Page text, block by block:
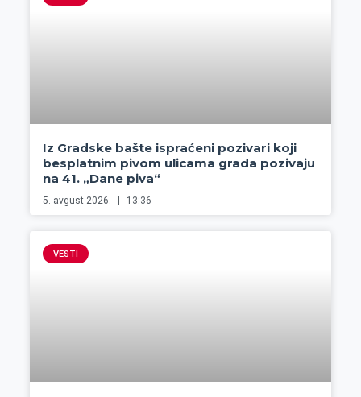
Iz Gradske bašte ispraćeni pozivari koji
besplatnim pivom ulicama grada pozivaju
na 41. „Dane piva“
5. avgust 2026. 13:36
VESTI